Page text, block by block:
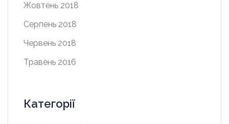
Жовтень 2018
Серпень 2018
Червень 2018
Травень 2016
Категорії